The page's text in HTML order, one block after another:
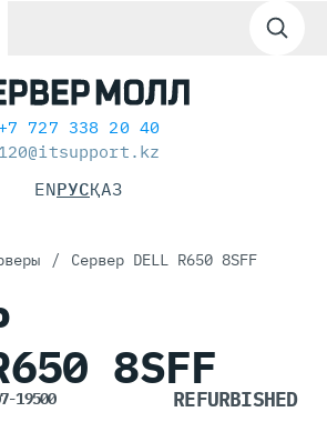
+7 727 338 20 40
120@itsupport.kz
ENРУСҚАЗ
/ Сервер DELL R650 8SFF
8SFF
19500